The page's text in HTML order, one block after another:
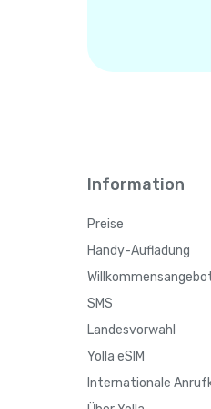
Information
Preise
Handy-Aufladung
SMS
Landesvorwahl
Yolla eSIM
Internationale